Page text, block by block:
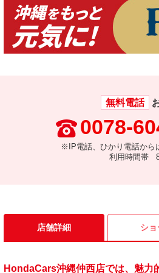
無料電話
0078-
※IP電話、ひかり電話から
利用時間帯
店舗詳細 シ
HondaCars沖縄仲西店では、魅力